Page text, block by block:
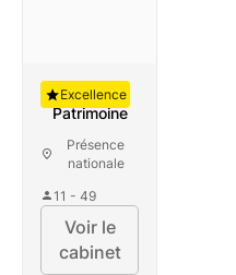
Auguste
Patrimoine
Présence
nationale
11 - 49
Excellence
Voir le
cabinet